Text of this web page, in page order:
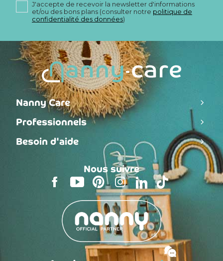
J'accepte de recevoir la newsletter d'informations
et/ou des bons plans (consulter notre politique de
confidentialité des données)
Nanny Care
Professionnels
Besoin d'aide
Nous suivre